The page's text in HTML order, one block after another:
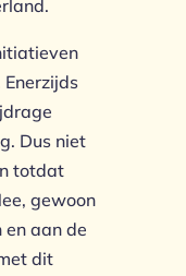
Dus niet
totdat
gewoon
aan de
dit